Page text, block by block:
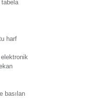
harf
elektronik
basılan